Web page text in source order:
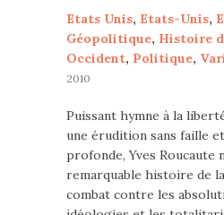
Etats Unis, Etats-Unis,
Géopolitique, Histoire
Occident, Politique,
2010
Puissant hymne à la
une érudition sans faille
profonde, Yves Roucaute
remarquable histoire de
combat contre les